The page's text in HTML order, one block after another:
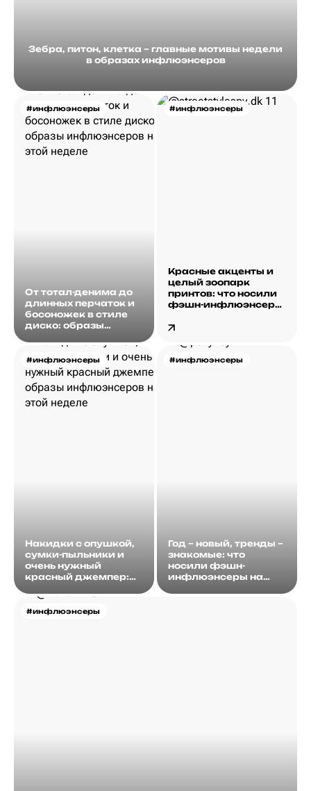
Зебра, питон, клетка – главные мотивы недели
в образах инфлюэнсеров
#инфлюэнсеры
От тотал-денима до
длинных перчаток и
босоножек в стиле
диско: образы
этой неделе
#инфлюэнсеры
Красные акценты и
целый зоопарк
принтов: что носили
фэшн-инфлюэнсеры
#инфлюэнсеры
Накидки с опушкой,
сумки-пыльники и
очень нужный
красный джемпер:
инфлюэнсеров на
этой неделе
#инфлюэнсеры
Год – новый, тренды –
знакомые: что
носили фэшн-
инфлюэнсеры на
#инфлюэнсеры